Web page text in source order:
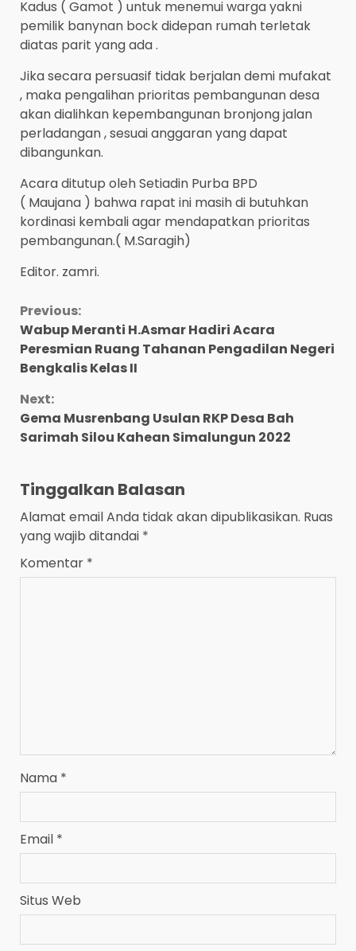
Kadus ( Gamot ) untuk menemui warga yakni
pemilik banynan bock didepan rumah terletak
diatas parit yang ada .
Jika secara persuasif tidak berjalan demi mufakat
, maka pengalihan prioritas pembangunan desa
akan dialihkan kepembangunan bronjong jalan
perladangan , sesuai anggaran yang dapat
dibangunkan.
Acara ditutup oleh Setiadin Purba BPD
( Maujana ) bahwa rapat ini masih di butuhkan
kordinasi kembali agar mendapatkan prioritas
pembangunan.( M.Saragih)
Editor. zamri.
Continue
Reading
Previous:
Wabup Meranti H.Asmar Hadiri Acara
Peresmian Ruang Tahanan Pengadilan Negeri
Bengkalis Kelas II
Next:
Gema Musrenbang Usulan RKP Desa Bah
Sarimah Silou Kahean Simalungun 2022
Tinggalkan Balasan
Alamat email Anda tidak akan dipublikasikan. Ruas
yang wajib ditandai *
Komentar *
Nama *
Email *
Situs Web